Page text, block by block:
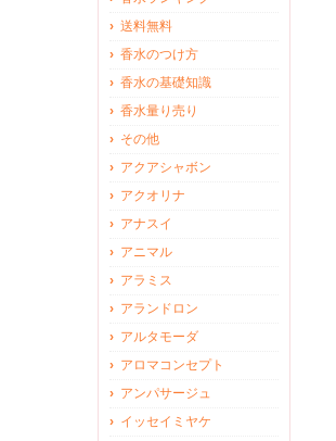
送料無料
香水のつけ方
香水の基礎知識
香水量り売り
その他
アクアシャボン
アクオリナ
アナスイ
アニマル
アラミス
アランドロン
アルタモーダ
アロマコンセプト
アンパサージュ
イッセイミヤケ